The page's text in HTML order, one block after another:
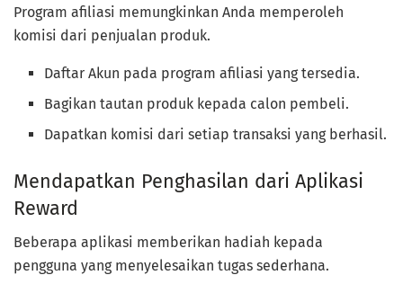
Program afiliasi memungkinkan Anda memperoleh
komisi dari penjualan produk.
Daftar Akun pada program afiliasi yang tersedia.
Bagikan tautan produk kepada calon pembeli.
Dapatkan komisi dari setiap transaksi yang berhasil.
Mendapatkan Penghasilan dari Aplikasi
Reward
Beberapa aplikasi memberikan hadiah kepada
pengguna yang menyelesaikan tugas sederhana.